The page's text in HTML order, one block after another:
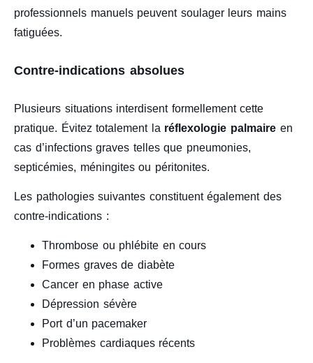
professionnels manuels peuvent soulager leurs mains
fatiguées.
Contre-indications absolues
Plusieurs situations interdisent formellement cette
pratique. Évitez totalement la réflexologie palmaire en
cas d’infections graves telles que pneumonies,
septicémies, méningites ou péritonites.
Les pathologies suivantes constituent également des
contre-indications :
Thrombose ou phlébite en cours
Formes graves de diabète
Cancer en phase active
Dépression sévère
Port d’un pacemaker
Problèmes cardiaques récents